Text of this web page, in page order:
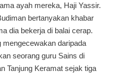
ayah mereka, Haji Yassir.
bertanyakan khabar
dia bekerja di balai cerap.
mengecewakan daripada
seorang guru Sains di
Tanjung Keramat sejak tiga